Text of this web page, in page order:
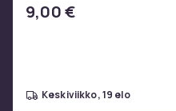
9,00 €
keskiviikko, 19 elo